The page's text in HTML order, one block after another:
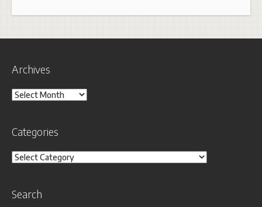
Archives
Archives
Categories
Categories
Search